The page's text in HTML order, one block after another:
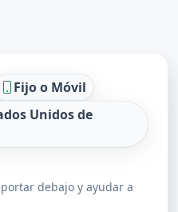
Fijo o Móvil
Unidos de
debajo y ayudar a